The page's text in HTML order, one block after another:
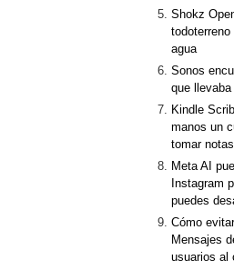
Shokz
agua
Sonos
que
Kindle
manos un
tomar
Meta AI
Instagram
puedes
Cómo
Mensajes
usuarios al